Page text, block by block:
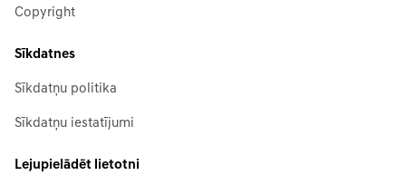
Copyright
Sīkdatnes
Sīkdatņu politika
Sīkdatņu iestatījumi
Lejupielādēt lietotni